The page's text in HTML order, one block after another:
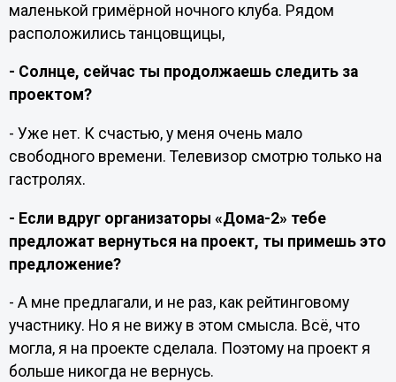
маленькой гримёрной ночного клуба. Рядом
расположились танцовщицы,
- Солнце, сейчас ты продолжаешь следить за
проектом?
- Уже нет. К счастью, у меня очень мало
свободного времени. Телевизор смотрю только на
гастролях.
- Если вдруг организаторы «Дома-2» тебе
предложат вернуться на проект, ты примешь это
предложение?
- А мне предлагали, и не раз, как рейтинговому
участнику. Но я не вижу в этом смысла. Всё, что
могла, я на проекте сделала. Поэтому на проект я
больше никогда не вернусь.